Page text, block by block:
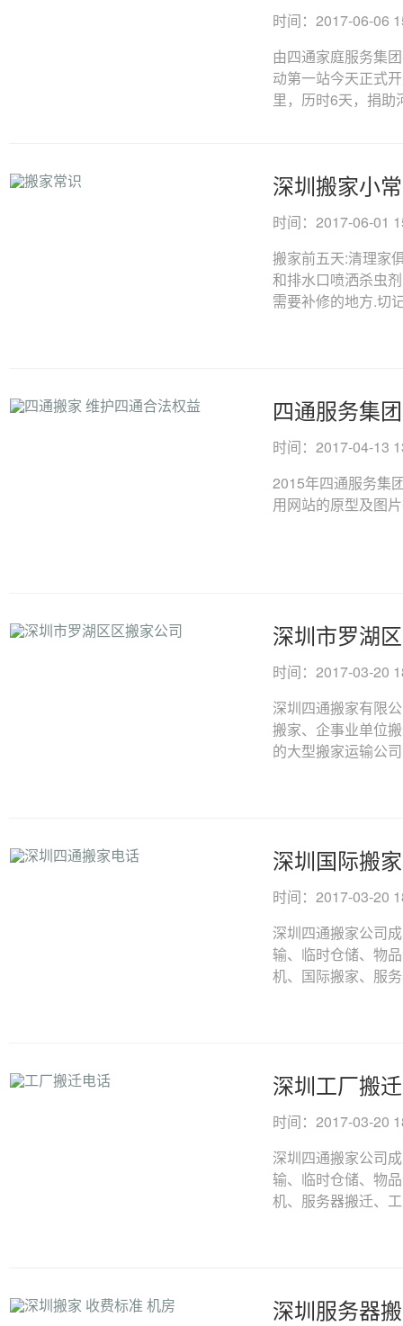
时间：2017-06-06
由四通家庭服务集
动第一站今天正式
里，历时6天，捐助
深圳搬家小
时间：2017-06-01
搬家前五天:清理家
和排水口喷洒杀虫
需要补修的地方.切
四通服务集
时间：2017-04-13
2015年四通服务集
用网站的原型及图
深圳市罗湖
时间：2017-03-20
深圳四通搬家有限
搬家、企事业单位
的大型搬家运输公
深圳国际搬
时间：2017-03-20
深圳四通搬家公司
输、临时仓储、物
机、国际搬家、服
深圳工厂搬
时间：2017-03-20
深圳四通搬家公司
输、临时仓储、物
机、服务器搬迁、
深圳服务器